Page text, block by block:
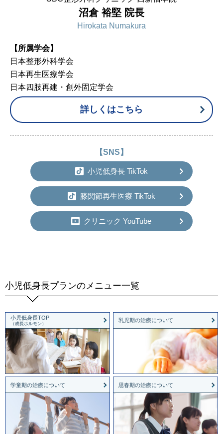
沼倉 裕堅 院長
Hirokata Numakura
【所属学会】
日本整形外科学会
日本再生医療学会
日本四肢再建・創外固定学会
詳しくはこちら
【SNS】
小児低身長 TikTok
膝関節再生医療 TikTok
クリニック YouTube
小児低身長プランのメニュー一覧
小児低身長TOP
（成長ホルモン）
乳児期の治療について
学童期の治療について 思春期の治療について